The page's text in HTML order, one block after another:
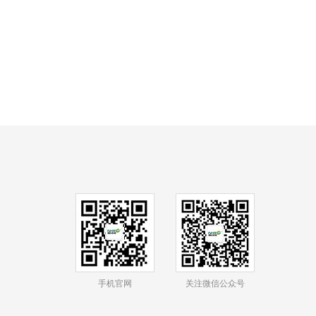
手机官网 关注微信公众号